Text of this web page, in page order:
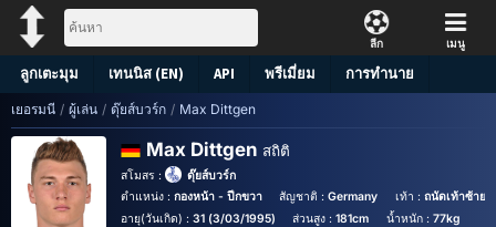
ลีก เมนู
ลูกเตะมุม เทนนิส (EN) API พรีเมี่ยม การทำนาย
เยอรมนี / ผู้เล่น / ดุ๊ยส์บวร์ก / Max Dittgen
Max Dittgen สถิติ
สโมสร :
ดุ๊ยส์บวร์ก
ตำแหน่ง : กองหน้า - ปีกขวา สัญชาติ :Germany เท้า : ถนัดเท้าซ้าย
อายุ(วันเกิด) : 31 (3/03/1995) ส่วนสูง :181cm น้ำหนัก : 77kg